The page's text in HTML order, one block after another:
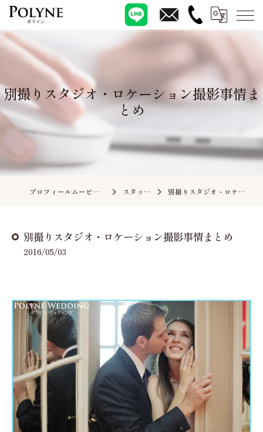
別撮りスタジオ・ロケーション撮影事情ま
とめ
プロフィールムービーの依頼ならポライン スタッフブログ 別撮りスタジオ・ロケーション撮影事情まとめ
別撮りスタジオ・ロケーション撮影事情まとめ
2016/05/03